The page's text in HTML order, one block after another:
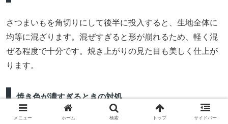
さつまいもを角切りにして後半に投入すると、生地全体に
均等に混ざります。混ぜすぎると形が崩れるため、軽く混
ぜる程度で十分です。焼き上がりの見た目も美しく仕上が
ります。
焼き色が濃すぎるときの対処
メニュー ホーム 検索 トップ サイドバー